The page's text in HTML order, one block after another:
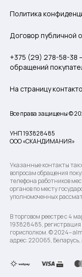
Политика
Договор публичной
+375 (29) 278-58-38
обращений
На страницу
Все права защищены ©
УНП 193828485
ООО «СКАНДИМАНИЯ»
Указанные контакты
вопросам обращения
телефона работников
органов по месту
уполномоченных
В торговом реестре с 4
193828485,
горисполком. © 2024–
адрес: 220065,